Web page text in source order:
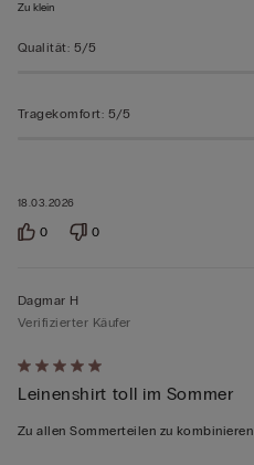
18.03.2026
Zu klein
Qualität: 5/5
Tragekomfort: 5/5
0 0
Mit
5
von
Dagmar H
Verifizierter Käufer
Leinenshirt toll im Sommer
Zu allen Sommerteilen zu kombinieren